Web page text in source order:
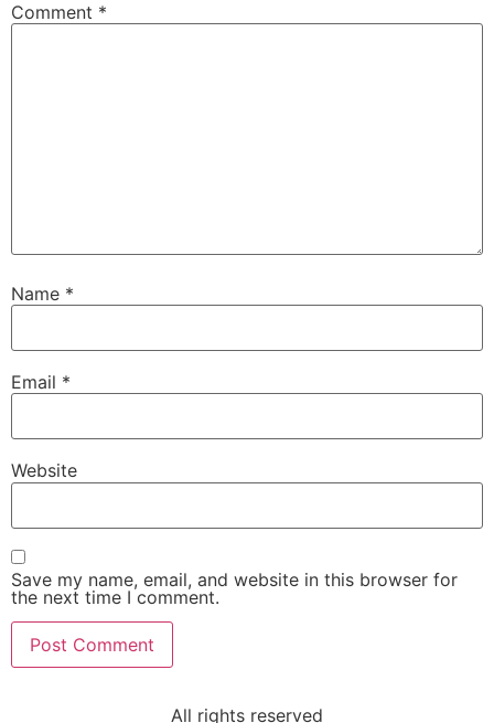
Comment *
Name *
Email *
Website
Save my name, email, and website in this browser for
the next time I comment.
All rights reserved